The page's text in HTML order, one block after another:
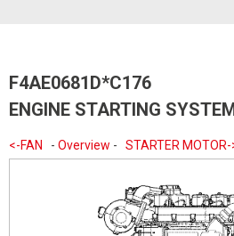
F4AE0681D*C176
ENGINE STARTING
<-FAN - Overview - STARTER MOTOR-